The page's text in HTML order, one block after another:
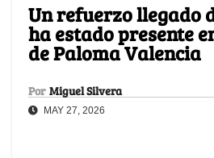
Un refuerzo llegado
ha estado presente
de Paloma Valencia
Por Miguel Silvera
MAY 27, 2026